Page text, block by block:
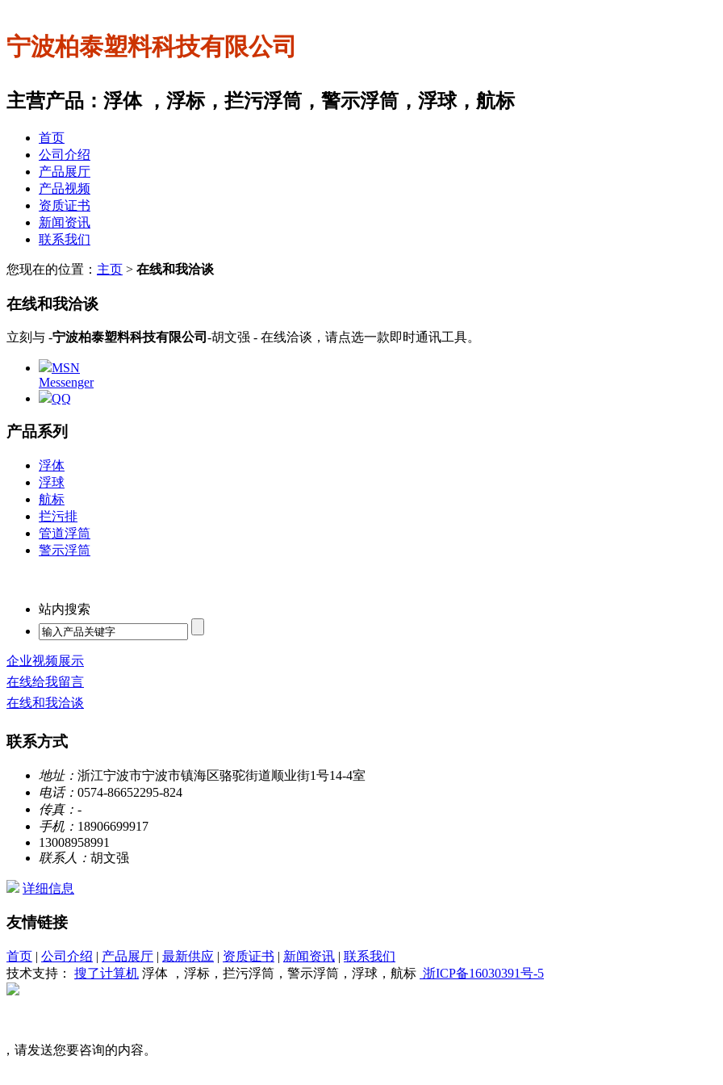
宁波柏泰塑料科技有限公司
主营产品：浮体 ，浮标，拦污浮筒，警示浮筒，浮球，航标
首页
公司介绍
产品展厅
产品视频
资质证书
新闻资讯
联系我们
您现在的位置： 主页 > 在线和我洽谈
在线和我洽谈
立刻与 -宁波柏泰塑料科技有限公司 -胡文强 - 在线洽谈，请点选一款即时通讯工具。
MSN
Messenger
QQ
产品系列
浮体
浮球
航标
拦污排
管道浮筒
警示浮筒
站内搜索
企业视频展示
在线给我留言
在线和我洽谈
联系方式
地址： 浙江宁波市宁波市镇海区骆驼街道顺业街1号14-4室
电话： 0574-86652295-824
传真： -
手机： 18906699917
13008958991
联系人： 胡文强
详细信息
友情链接
首页 | 公司介绍 | 产品展厅 | 最新供应 | 资质证书 | 新闻资讯 | 联系我们
技术支持： 搜了计算机 浮体 ，浮标，拦污浮筒，警示浮筒，浮球，航标 浙ICP备16030391号-5
请发送您要咨询的内容。